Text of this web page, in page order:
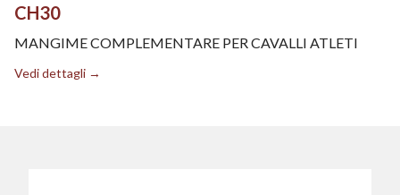
CH30
MANGIME COMPLEMENTARE PER CAVALLI ATLETI
Vedi dettagli →